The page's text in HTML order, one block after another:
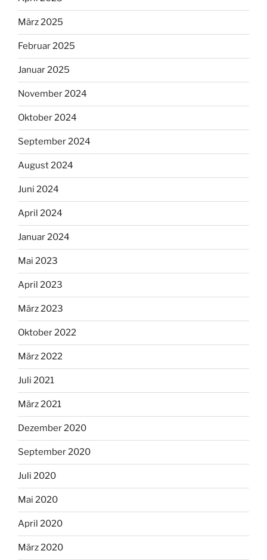
März 2025
Februar 2025
Januar 2025
November 2024
Oktober 2024
September 2024
August 2024
Juni 2024
April 2024
Januar 2024
Mai 2023
April 2023
März 2023
Oktober 2022
März 2022
Juli 2021
März 2021
Dezember 2020
September 2020
Juli 2020
Mai 2020
April 2020
März 2020